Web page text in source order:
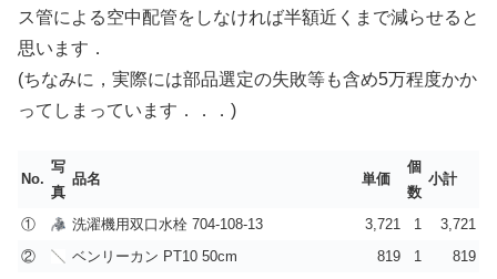
ス管による空中配管をしなければ半額近くまで減らせると
思います．
(ちなみに，実際には部品選定の失敗等も含め5万程度かか
ってしまっています．．．)
No.
写
真
品名 単価
個
数
小計
① 洗濯機用双口水栓 704-108-13 3,721 1
3,721
②
ベンリーカン PT10 50cm 819 1
819